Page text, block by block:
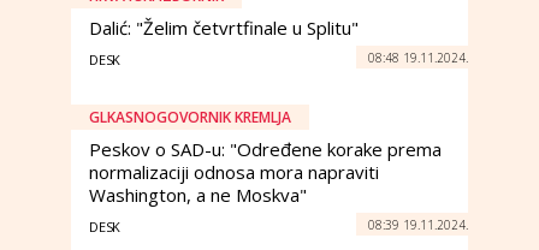
Dalić: "Želim četvrtfinale u Splitu"
DESK 08:48 19.11.2024.
GLKASNOGOVORNIK KREMLJA
Peskov o SAD-u: "Određene korake prema
normalizaciji odnosa mora napraviti
Washington, a ne Moskva"
DESK 08:39 19.11.2024.